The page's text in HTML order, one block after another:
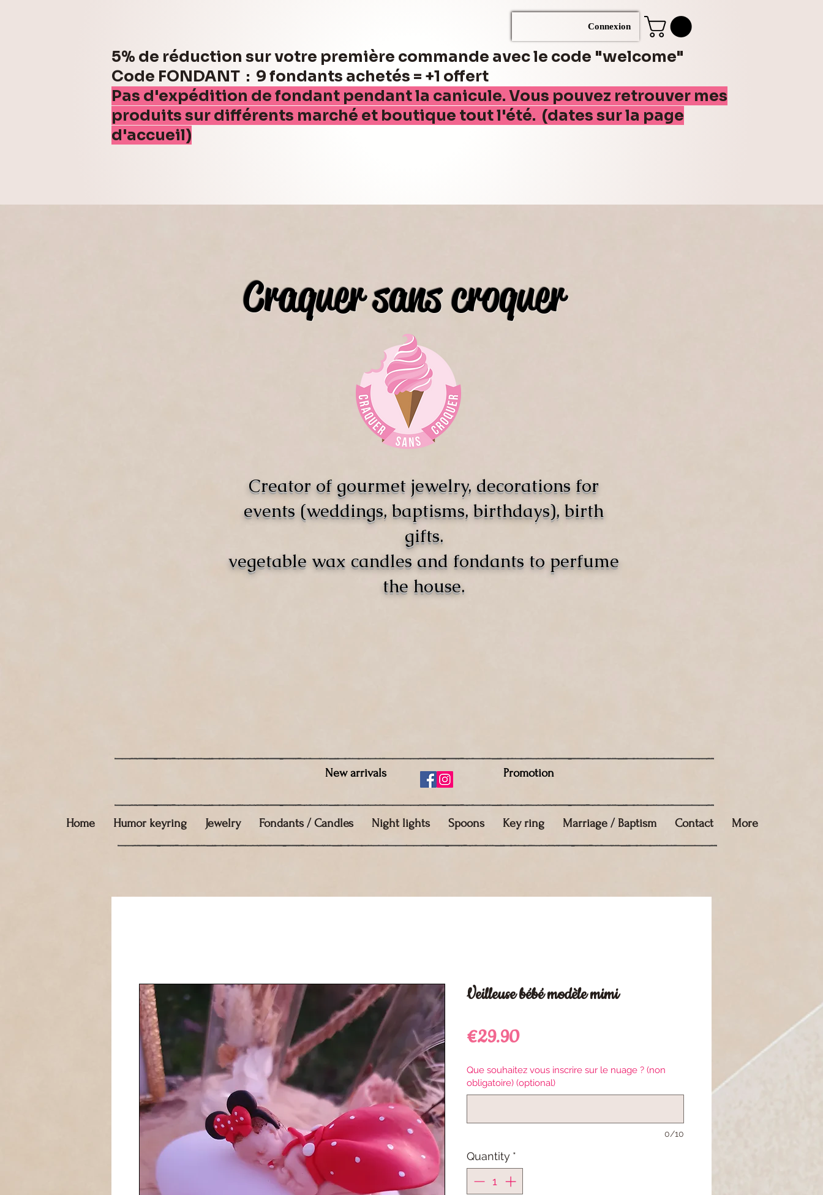
Connexion
5% de réduction sur votre première commande avec le code "welcome"
Code FONDANT : 9 fondants achetés = +1 offert
Pas d'expédition de fondant pendant la canicule. Vous pouvez retrouver mes
produits sur différents marché et boutique tout l'été. (dates sur la page
d'accueil)
Craquer sans croquer
Creator of gourmet jewelry, decorations for
events (weddings, baptisms, birthdays), birth
gifts.
vegetable wax candles and fondants to perfume
the house.
New arrivals Promotion
Home Humor keyring Jewelry Fondants / Candles Night lights Spoons Key ring Marriage / Baptism Contact More
Veilleuse bébé modèle mimi
€29.90Price
Que souhaitez vous inscrire sur le nuage ? (non
obligatoire) (optional)
0/10
Quantity *